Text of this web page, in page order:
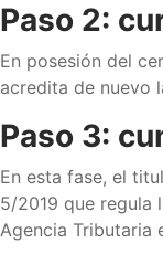
Paso 2:
En posesión del
acredita de nuevo
Paso 3:
En esta fase, el
5/2019 que regula
Agencia Tributaria